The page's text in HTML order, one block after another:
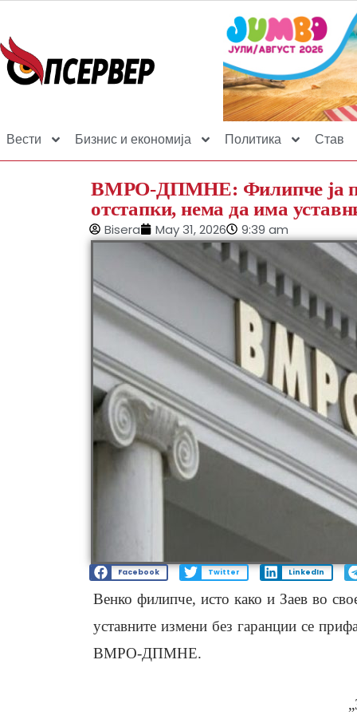
Вести Бизнис и економија Политика Став
ВМРО-ДПМНЕ: Филипче ја
отстапки, нема да има
Bisera May 31, 2026 9:39 am
Facebook Twitter LinkedIn
Венко филипче, исто како и Заев во
уставните измени без гаранции се
ВМРО-ДПМНЕ.